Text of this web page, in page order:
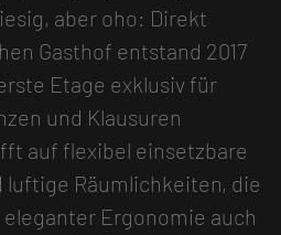
aber oho: Direkt
Gasthof entstand 2017
Etage exklusiv für
und Klausuren
auf flexibel einsetzbare
luftige Räumlichkeiten, die
Ergonomie auch